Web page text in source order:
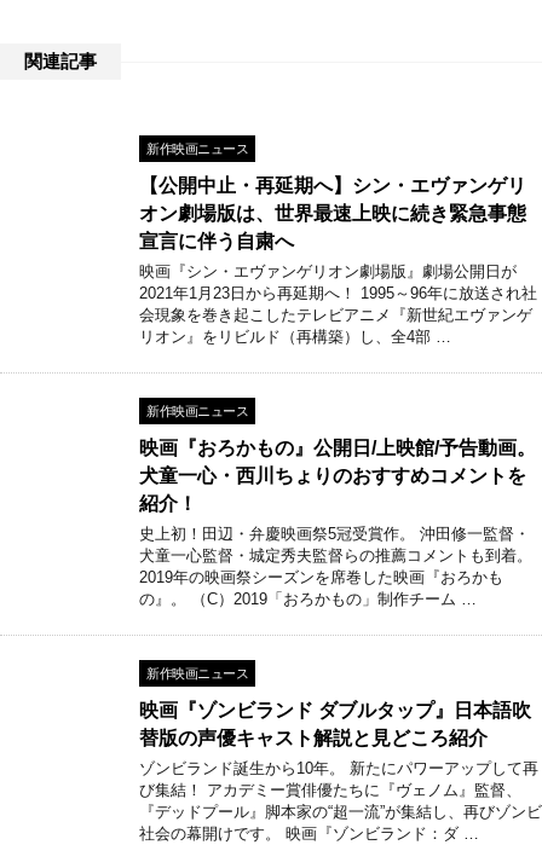
関連記事
新作映画ニュース
【公開中止・再延期へ】シン・エヴァンゲリ
オン劇場版は、世界最速上映に続き緊急事態
宣言に伴う自粛へ
映画『シン・エヴァンゲリオン劇場版』劇場公開日が
2021年1月23日から再延期へ！ 1995～96年に放送され社
会現象を巻き起こしたテレビアニメ『新世紀エヴァンゲ
リオン』をリビルド（再構築）し、全4部 …
新作映画ニュース
映画『おろかもの』公開日/上映館/予告動画。
犬童一心・西川ちょりのおすすめコメントを
紹介！
史上初！田辺・弁慶映画祭5冠受賞作。 沖田修一監督・
犬童一心監督・城定秀夫監督らの推薦コメントも到着。
2019年の映画祭シーズンを席巻した映画『おろかも
の』。 （C）2019「おろかもの」制作チーム …
新作映画ニュース
映画『ゾンビランド ダブルタップ』日本語吹
替版の声優キャスト解説と見どころ紹介
ゾンビランド誕生から10年。 新たにパワーアップして再
び集結！ アカデミー賞俳優たちに『ヴェノム』監督、
『デッドプール』脚本家の“超一流”が集結し、再びゾンビ
社会の幕開けです。 映画『ゾンビランド：ダ …